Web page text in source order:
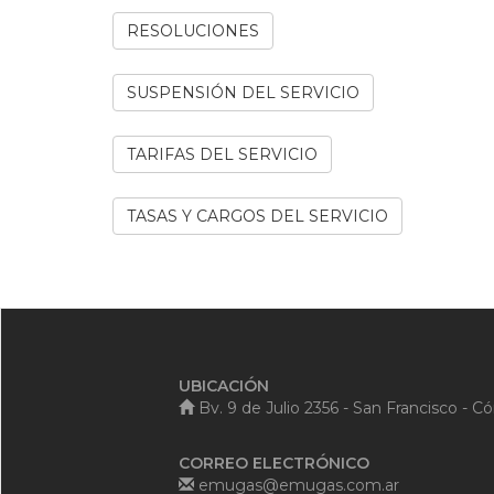
RESOLUCIONES
SUSPENSIÓN DEL SERVICIO
TARIFAS DEL SERVICIO
TASAS Y CARGOS DEL SERVICIO
UBICACIÓN
Bv. 9 de Julio 2356 - San Francisco -
CORREO ELECTRÓNICO
emugas@emugas.com.ar